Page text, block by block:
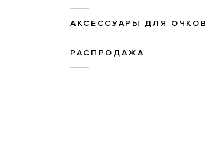
АКСЕССУАРЫ ДЛЯ ОЧКОВ
РАСПРОДАЖА